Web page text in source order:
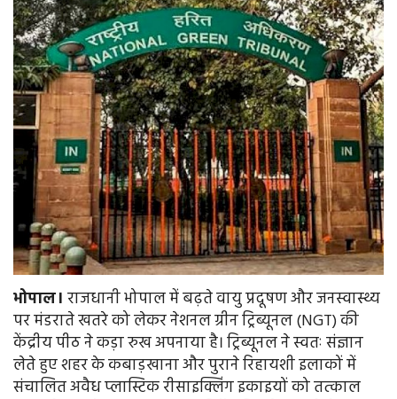
भोपाल। राजधानी भोपाल में बढ़ते वायु प्रदूषण और जनस्वास्थ्य
पर मंडराते खतरे को लेकर नेशनल ग्रीन ट्रिब्यूनल (NGT) की
केंद्रीय पीठ ने कड़ा रुख अपनाया है। ट्रिब्यूनल ने स्वतः संज्ञान
लेते हुए शहर के कबाड़खाना और पुराने रिहायशी इलाकों में
संचालित अवैध प्लास्टिक रीसाइक्लिंग इकाइयों को तत्काल